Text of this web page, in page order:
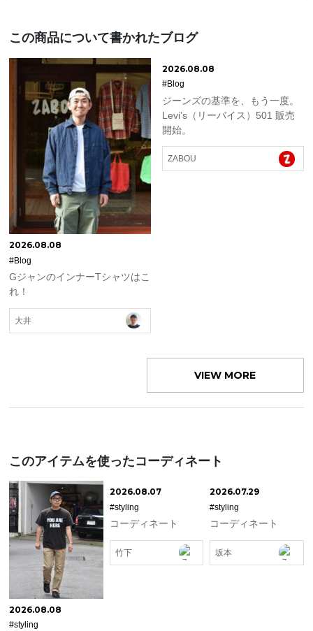
この商品について書かれたブログ
2026.08.08
#Blog
GジャンのインナーTシャツはこ
れ！
大井
2026.08.08
#Blog
ジーンズの基準を、もう一度。
Levi’s（リーバイス）501 販売
開始。
ZABOU
VIEW MORE
このアイテムを使ったコーディネート
2026.08.08
#styling
2026.08.07
#styling
コーディネート
竹下
2026.07.29
#styling
コーディネート
坂本